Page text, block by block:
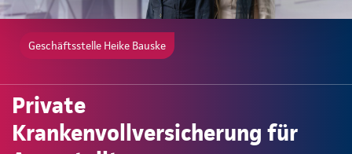
Geschäftsstelle Heike Bauske
Private
Krankenvollversicherung für